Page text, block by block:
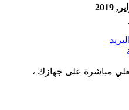
البريد
مباشرة على جهازك ،